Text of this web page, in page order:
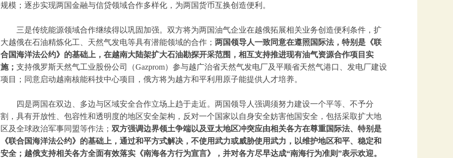
规模；逐步实现两国金融与信贷领域合作多样化，为两国货币互换创造便利。
三是传统能源领域合作继续得以巩固加强。双方将为两国油气企业在越俄拓展相关业务创造便利条件，扩
大越俄在石油精炼化工、天然气发电等具有潜能领域的合作； 两国领导人一致同意在遵照国际法，特别是《联
合国海洋法公约》的基础上，在越南大陆架扩大石油勘探开采范围，相互支持推进现有油气资源合作项目实
施； 支持俄罗斯天然气工业股份公司（Gazprom）参与越广治省天然气发电厂及平顺省天然气港口、发电厂建设
项目；同意启动越南核能科技中心项目，俄方将为越方和平利用原子能提供人才培养。
四是两国在双边、多边与区域安全合作立场上趋于走近。两国领导人强调须努力建设一个平等、不予分
割，具有开放性、包容性和透明度的地区安全架构，反对一个国家以自身安全妨害他国安全，包括采取扩大地
区及全球政治军事同盟等作法； 双方强调边界领土争端以及亚太地区冲突应由相关各方在尊重国际法、特别是
《联合国海洋法公约》的基础上，通过和平方式解决，不使用武力或威胁使用武力，以维护地区和平、稳定和
安全；越俄支持相关各方全面有效落实《南海各方行为宣言》，并对各方尽早达成“南海行为准则”表示欢迎。